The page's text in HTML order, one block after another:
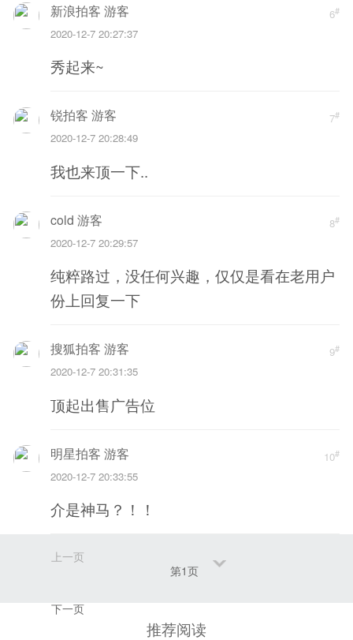
6#
新浪拍客 游客
2020-12-7 20:27:37
秀起来~
7#
锐拍客 游客
2020-12-7 20:28:49
我也来顶一下..
8#
cold 游客
2020-12-7 20:29:57
纯粹路过，没任何兴趣，仅仅是看在老用户
份上回复一下
9#
搜狐拍客 游客
2020-12-7 20:31:35
顶起出售广告位
10#
明星拍客 游客
2020-12-7 20:33:55
介是神马？！！
上一页
第1页
下一页
推荐阅读